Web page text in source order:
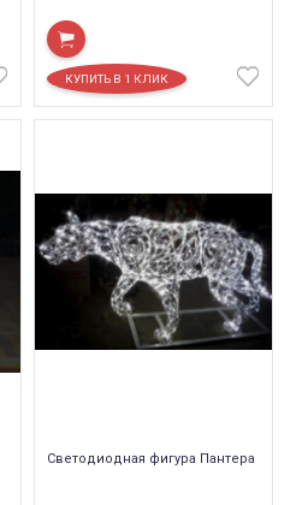
Светодиодная фигура Пантера